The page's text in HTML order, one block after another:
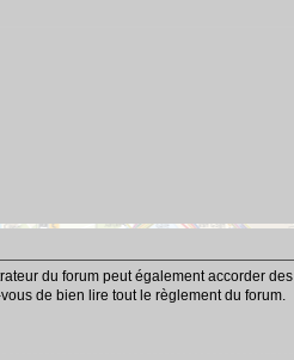
du forum peut également accorder
de bien lire tout le règlement du forum.